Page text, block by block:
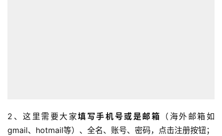
2、这里需要大家填写手机号或是邮箱
（海外邮箱如
gmail、hotmail等）、全名、账号、密码，点击注册按钮；